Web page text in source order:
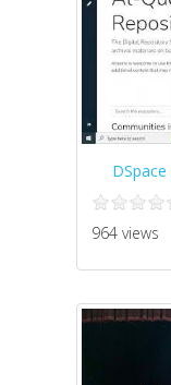
964 views